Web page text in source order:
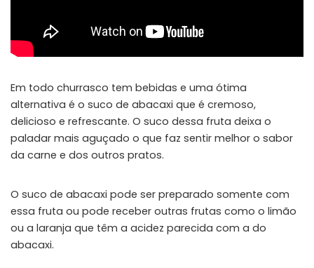
Em todo churrasco tem bebidas e uma ótima
alternativa é o suco de abacaxi que é cremoso,
delicioso e refrescante. O suco dessa fruta deixa o
paladar mais aguçado o que faz sentir melhor o sabor
da carne e dos outros pratos.
O suco de abacaxi pode ser preparado somente com
essa fruta ou pode receber outras frutas como o limão
ou a laranja que têm a acidez parecida com a do
abacaxi.